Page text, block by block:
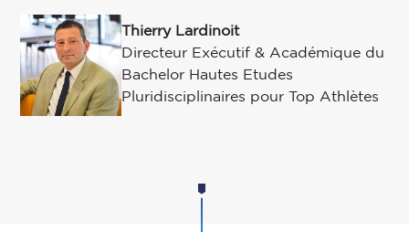
Thierry Lardinoit
Directeur Exécutif & Académique du
Bachelor Hautes Etudes
Pluridisciplinaires pour Top Athlètes